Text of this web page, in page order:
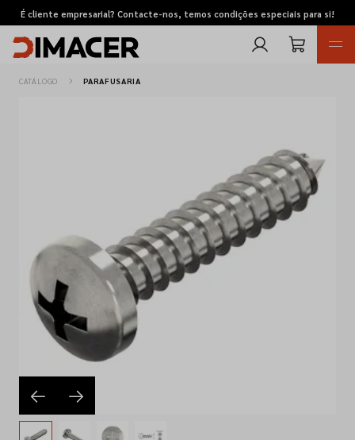
É cliente empresarial? Contacte-nos, temos condições especiais para si!
Pedidos de cotação
Marcas
Favoritos
Empresa
Contactos
CATÁLOGO PARAFUSARIA